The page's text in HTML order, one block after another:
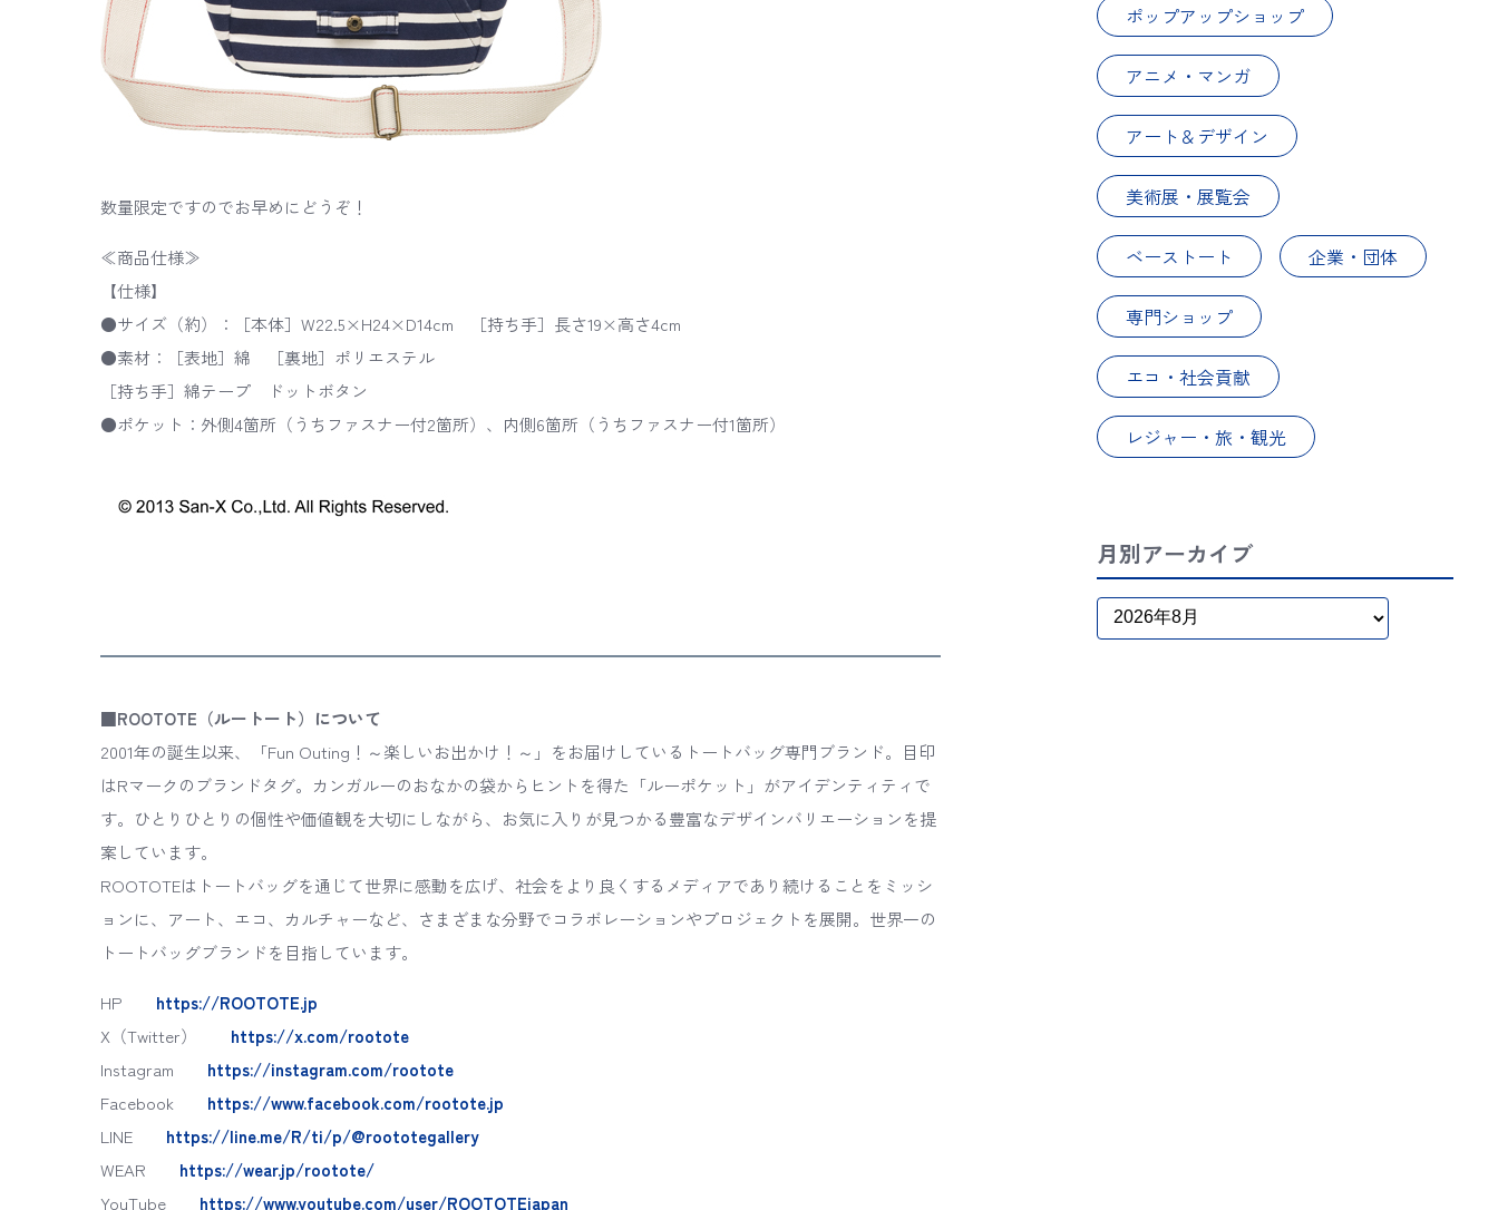
数量限定ですのでお早めにどうぞ！
≪商品仕様≫
【仕様】
●サイズ（約）：［本体］W22.5×H24×D14cm ［持ち手］長さ19×高さ4cm
●素材：［表地］綿 ［裏地］ポリエステル
［持ち手］綿テープ ドットボタン
●ポケット：外側4箇所（うちファスナー付2箇所）、内側6箇所（うちファスナー付1箇所）
■ROOTOTE（ルートート）について
2001年の誕生以来、「Fun Outing！～楽しいお出かけ！～」をお届けしているトートバッグ専門ブランド。目印
はRマークのブランドタグ。カンガルーのおなかの袋からヒントを得た「ルーポケット」がアイデンティティで
す。ひとりひとりの個性や価値観を大切にしながら、お気に入りが見つかる豊富なデザインバリエーションを提
案しています。
ROOTOTEはトートバッグを通じて世界に感動を広げ、社会をより良くするメディアであり続けることをミッシ
ョンに、アート、エコ、カルチャーなど、さまざまな分野でコラボレーションやプロジェクトを展開。世界一の
トートバッグブランドを目指しています。
HP https://ROOTOTE.jp
X（Twitter） https://x.com/rootote
Instagram https://instagram.com/rootote
Facebook https://www.facebook.com/rootote.jp
LINE https://line.me/R/ti/p/@roototegallery
WEAR https://wear.jp/rootote/
YouTube https://www.youtube.com/user/ROOTOTEjapan
ポップアップショップ
アニメ・マンガ
アート＆デザイン
美術展・展覧会
ベーストート 企業・団体
専門ショップ
エコ・社会貢献
レジャー・旅・観光
月別アーカイブ